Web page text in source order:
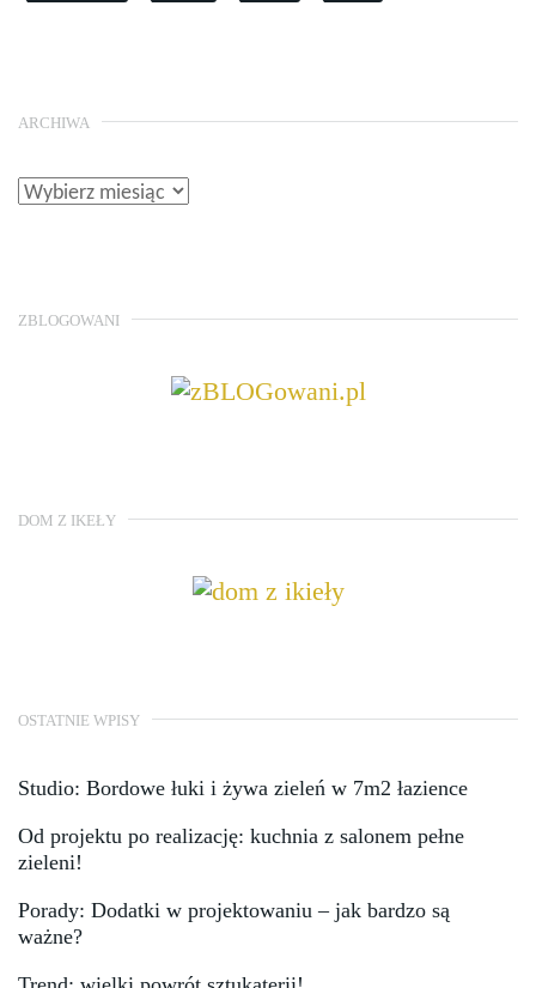
ARCHIWA
ZBLOGOWANI
DOM Z IKEŁY
OSTATNIE WPISY
Studio: Bordowe łuki i żywa zieleń w 7m2 łazience
Od projektu po realizację: kuchnia z salonem pełne
zieleni!
Porady: Dodatki w projektowaniu – jak bardzo są
ważne?